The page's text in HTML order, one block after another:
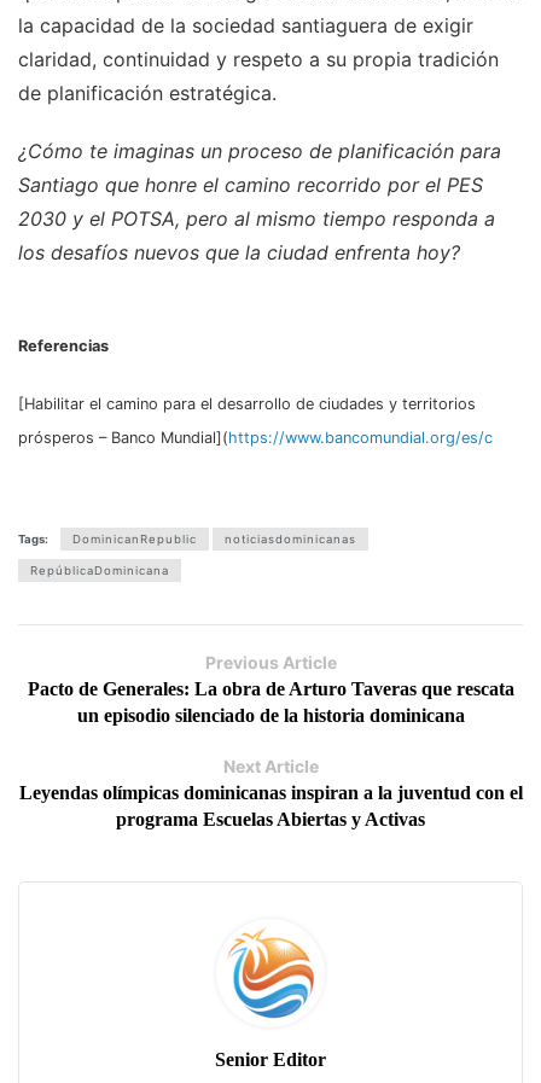
la capacidad de la sociedad santiaguera de exigir
claridad, continuidad y respeto a su propia tradición
de planificación estratégica.
¿Cómo te imaginas un proceso de planificación para
Santiago que honre el camino recorrido por el PES
2030 y el POTSA, pero al mismo tiempo responda a
los desafíos nuevos que la ciudad enfrenta hoy?
Referencias
[Habilitar el camino para el desarrollo de ciudades y territorios
prósperos – Banco Mundial](https://www.bancomundial.org/es/c
Tags: DominicanRepublic noticiasdominicanas
RepúblicaDominicana
Previous Article
Pacto de Generales: La obra de Arturo Taveras que rescata
un episodio silenciado de la historia dominicana
Next Article
Leyendas olímpicas dominicanas inspiran a la juventud con el
programa Escuelas Abiertas y Activas
Senior Editor